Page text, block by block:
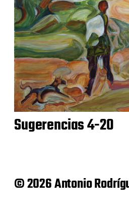
Sugerencias 4-20
© 2026 Antonio